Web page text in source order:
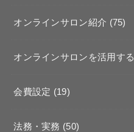
オンラインサロン紹介 (75)
オンラインサロンを活用する
会費設定 (19)
法務・実務 (50)